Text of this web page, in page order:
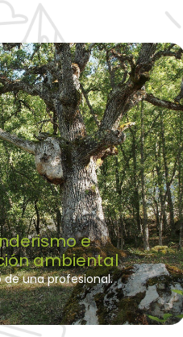
e
ambiental
una profesional.